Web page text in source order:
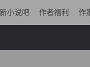
新小说吧 作者福利 作